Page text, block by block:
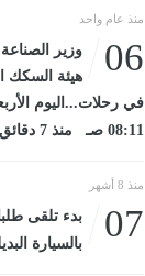
منذ عام واحد
06
وزير
هيئة السكك
08:11 صـ منذ 7 دقائق
منذ 8 أشهر
07
بدء تلقى
بالسيارة